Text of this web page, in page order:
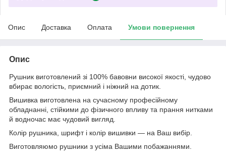
Опис Доставка Оплата Умови повернення
Опис
Рушник виготовлений зі 100% бавовни високої якості, чудово
вбирає вологість, приємний і ніжний на дотик.
Вишивка виготовлена на сучасному професійному
обладнанні, стійкими до фізичного впливу та прання нитками
й водночас має чудовий вигляд.
Колір рушника, шрифт і колір вишивки — на Ваш вибір.
Виготовляюмо рушники з усіма Вашими побажаннями.